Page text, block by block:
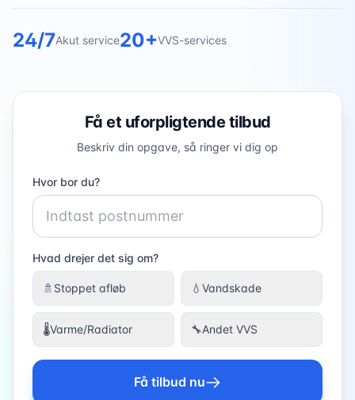
24/7Akut service20+VVS-services
Få et uforpligtende tilbud
Beskriv din opgave, så ringer vi dig op
Hvor bor du?
Hvad drejer det sig om?
🚿 Stoppet afløb 💧 Vandskade
🌡️Varme/Radiator 🔧Andet VVS
Få tilbud nu